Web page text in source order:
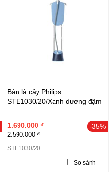
Bàn là cây Philips
STE1030/20/Xanh dương đậm
-35%
1.690.000 ₫
2.590.000 ₫
STE1030/20
So sánh